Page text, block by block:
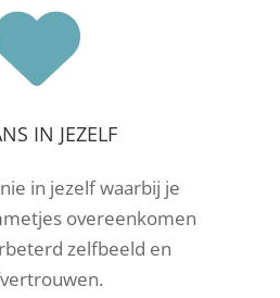
IN JEZELF
in jezelf waarbij je
overeenkomen
zelfbeeld en